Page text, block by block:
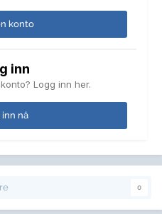
konto
inn
Logg inn her.
inn nå
0